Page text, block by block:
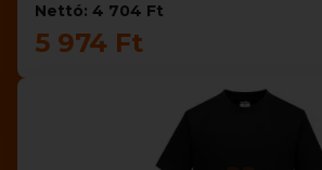
Nettó: 4 704 Ft
5 974 Ft